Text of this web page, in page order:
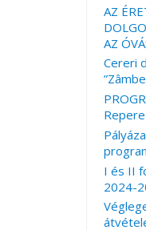
AZ
AZ
Cereri
I és II
2024-